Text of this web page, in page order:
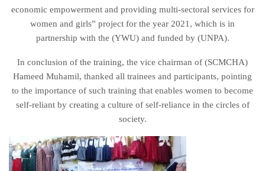
economic empowerment and providing multi-sectoral services for
women and girls” project for the year 2021, which is in
partnership with the (YWU) and funded by (UNPA).
In conclusion of the training, the vice chairman of (SCMCHA)
Hameed Muhamil, thanked all trainees and participants, pointing
to the importance of such training that enables women to become
self-reliant by creating a culture of self-reliance in the circles of
society.